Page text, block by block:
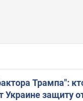
Трампа":
Украине защиту